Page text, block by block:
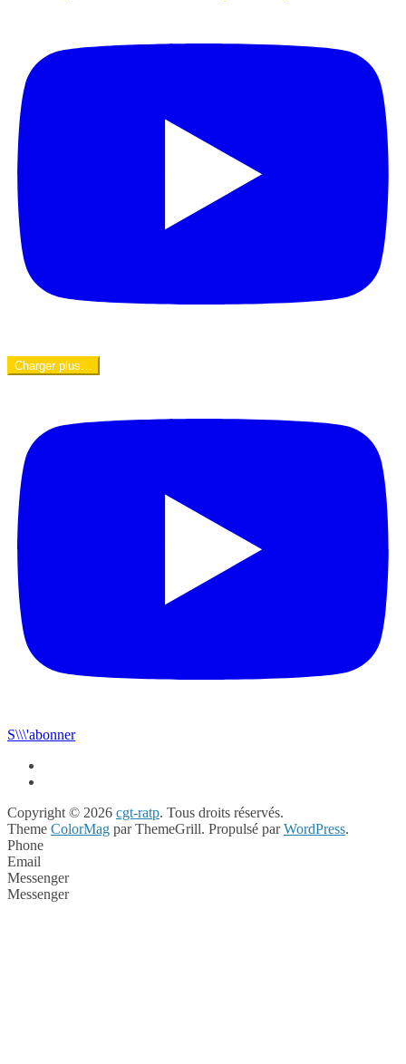
Charger plus…
S\\\'abonner
Copyright © 2026 cgt-ratp. Tous droits réservés.
Theme ColorMag par ThemeGrill. Propulsé parWordPress.
Phone
Email
Messenger
Messenger